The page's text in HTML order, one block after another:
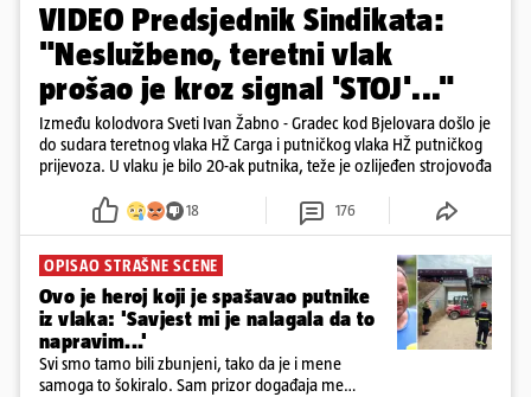
VIDEO Predsjednik Sindikata:
"Neslužbeno, teretni vlak
prošao je kroz signal 'STOJ'..."
Između kolodvora Sveti Ivan Žabno - Gradec kod Bjelovara došlo je
do sudara teretnog vlaka HŽ Carga i putničkog vlaka HŽ putničkog
prijevoza. U vlaku je bilo 20-ak putnika, teže je ozlijeđen strojovođa
18 176
OPISAO STRAŠNE SCENE
Ovo je heroj koji je spašavao putnike
iz vlaka: 'Savjest mi je nalagala da to
napravim...'
Svi smo tamo bili zbunjeni, tako da je i mene
samoga to šokiralo. Sam prizor događaja me